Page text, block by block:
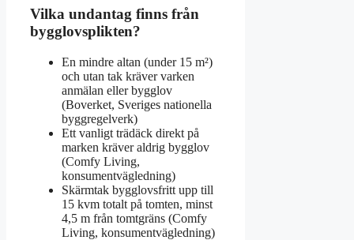
Vilka undantag finns från
bygglovsplikten?
En mindre altan (under 15 m²)
och utan tak kräver varken
anmälan eller bygglov
(Boverket, Sveriges nationella
byggregelverk)
Ett vanligt trädäck direkt på
marken kräver aldrig bygglov
(Comfy Living,
konsumentvägledning)
Skärmtak bygglovsfritt upp till
15 kvm totalt på tomten, minst
4,5 m från tomtgräns (Comfy
Living, konsumentvägledning)